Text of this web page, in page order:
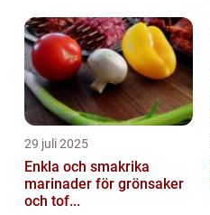
29 juli 2025
Enkla och smakrika
marinader för grönsaker
och tof...